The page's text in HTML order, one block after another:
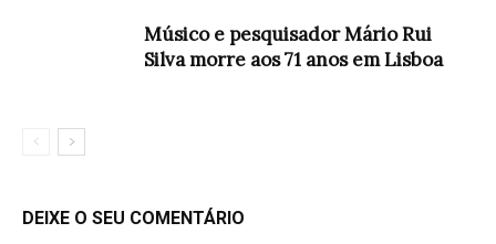
Músico e pesquisador Mário Rui
Silva morre aos 71 anos em Lisboa
DEIXE O SEU COMENTÁRIO